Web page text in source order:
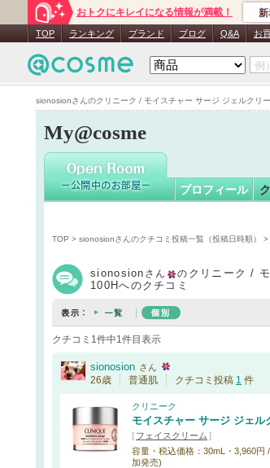
sionosionさんのクリニーク / モイスチャー サージ ジェルクリ
おトクにキレイになる情報が満載！ 新
TOP ランキング ブランド ブログ Q&A お
My@cosme
sionosion
プロフィール
TOP > sionosionさんのクチコミ投稿一覧（投稿日時順） >
sionosion さん の クリニーク /
100Hへのクチコミ
クチコミ1件中1件目表示
sionosion さん
26歳 普通肌 クチコミ投稿 1 件
クリニーク
モイスチャー サージ ジェル
[ フェイスクリーム ]
容量・税込価格：30mL・3,960円
加発売)